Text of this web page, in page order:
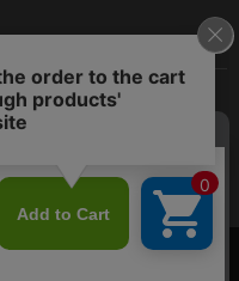
・セレクトショップ